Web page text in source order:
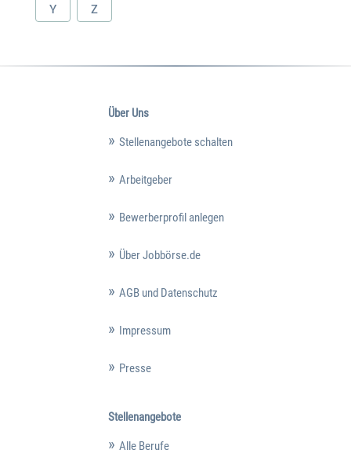
Y Z
Über Uns
Stellenangebote schalten
Arbeitgeber
Bewerberprofil anlegen
Über Jobbörse.de
AGB und Datenschutz
Impressum
Presse
Stellenangebote
Alle Berufe